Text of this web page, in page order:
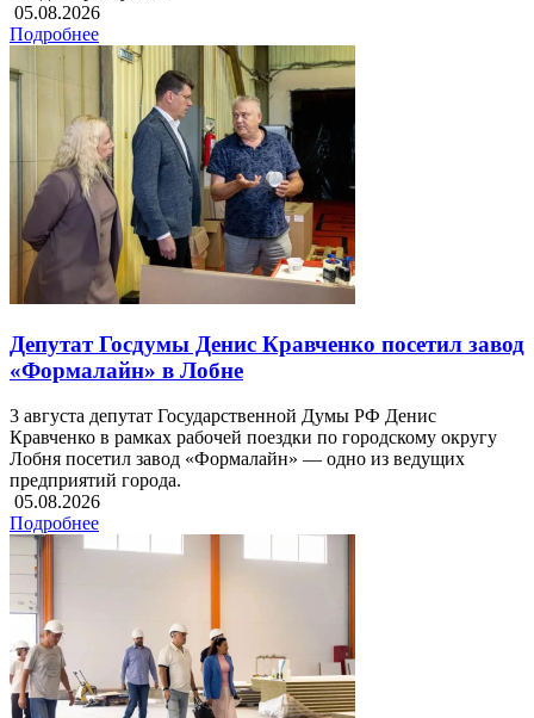
05.08.2026
Подробнее
Депутат Госдумы Денис Кравченко посетил завод
«Формалайн» в Лобне
3 августа депутат Государственной Думы РФ Денис
Кравченко в рамках рабочей поездки по городскому округу
Лобня посетил завод «Формалайн» — одно из ведущих
предприятий города.
05.08.2026
Подробнее